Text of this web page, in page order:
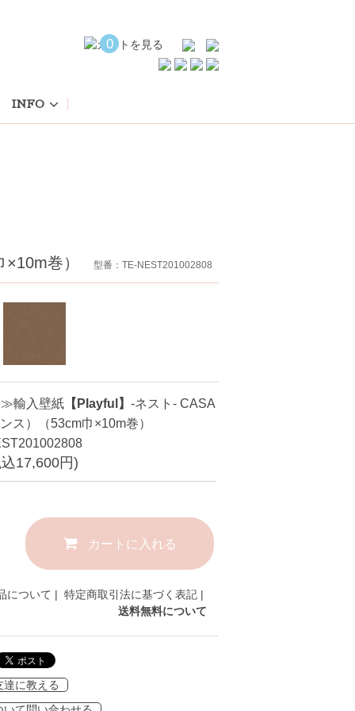
0
INFO
×10m巻） 型番：TE-NEST201002808
輸入壁紙【Playful】 -ネスト- CASA
ス）（53cm巾×10m巻）
17,600円)
カートに入れる
について | 特定商取引法に基づく表記 |
送料無料について
に教える